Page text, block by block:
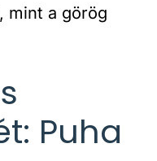
mint a görög
Puha